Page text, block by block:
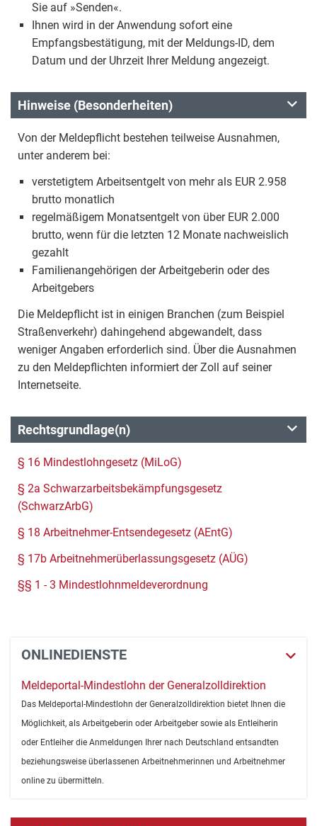
Sie auf »Senden«.
Ihnen wird in der Anwendung sofort eine
Empfangsbestätigung, mit der Meldungs-ID, dem
Datum und der Uhrzeit Ihrer Meldung angezeigt.
Hinweise (Besonderheiten)
Von der Meldepflicht bestehen teilweise Ausnahmen,
unter anderem bei:
verstetigtem Arbeitsentgelt von mehr als EUR 2.958
brutto monatlich
regelmäßigem Monatsentgelt von über EUR 2.000
brutto, wenn für die letzten 12 Monate nachweislich
gezahlt
Familienangehörigen der Arbeitgeberin oder des
Arbeitgebers
Die Meldepflicht ist in einigen Branchen (zum Beispiel
Straßenverkehr) dahingehend abgewandelt, dass
weniger Angaben erforderlich sind. Über die Ausnahmen
zu den Meldepflichten informiert der Zoll auf seiner
Internetseite.
Rechtsgrundlage(n)
§ 16 Mindestlohngesetz (MiLoG)
§ 2a Schwarzarbeitsbekämpfungsgesetz
(SchwarzArbG)
§ 18 Arbeitnehmer-Entsendegesetz (AEntG)
§ 17b Arbeitnehmerüberlassungsgesetz (AÜG)
§§ 1 - 3 Mindestlohnmeldeverordnung
ONLINEDIENSTE
Meldeportal-Mindestlohn der Generalzolldirektion
Das Meldeportal-Mindestlohn der Generalzolldirektion bietet Ihnen die
Möglichkeit, als Arbeitgeberin oder Arbeitgeber sowie als Entleiherin
oder Entleiher die Anmeldungen Ihrer nach Deutschland entsandten
beziehungsweise überlassenen Arbeitnehmerinnen und Arbeitnehmer
online zu übermitteln.